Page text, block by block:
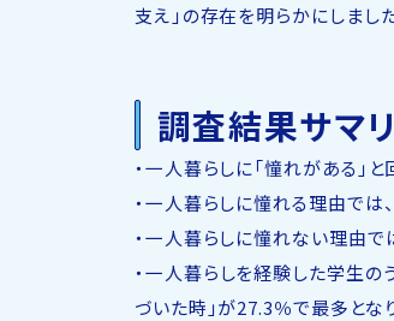
支え」の存在を明らかにしました
調査結果サマ
・一人暮らしに「憧れがある」
・一人暮らしに憧れる理由では
・一人暮らしに憧れない理由で
・一人暮らしを経験した学生の
づいた時」が27.3％で最多とな